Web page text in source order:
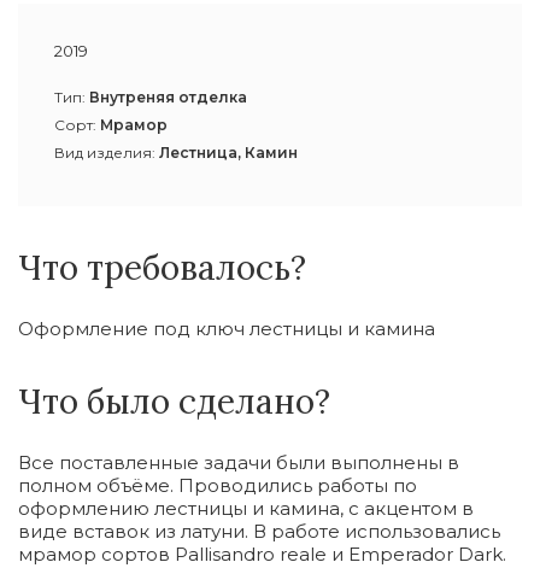
2019
Тип: Внутреняя отделка
Сорт: Мрамор
Вид изделия: Лестница, Камин
Что требовалось?
Оформление под ключ лестницы и камина
Что было сделано?
Все поставленные задачи были выполнены в
полном объёме. Проводились работы по
оформлению лестницы и камина, с акцентом в
виде вставок из латуни. В работе использовались
мрамор сортов Pallisandro reale и Emperador Dark.